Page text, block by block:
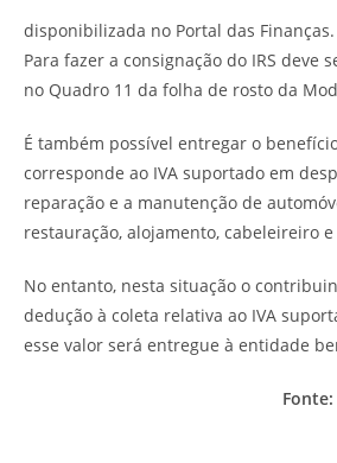
disponibilizada no Portal das Finanças.
Para fazer a consignação do IRS deve
no Quadro 11 da folha de rosto da
É também possível entregar o
corresponde ao IVA suportado em
reparação e a manutenção de
restauração, alojamento, cabeleireiro
No entanto, nesta situação o
dedução à coleta relativa ao IVA
esse valor será entregue à entidade
Fonte: